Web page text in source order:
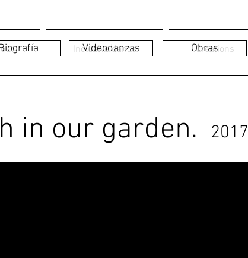
Inclusive dance Creations
Videodanzas Obras
in our garden. 2017